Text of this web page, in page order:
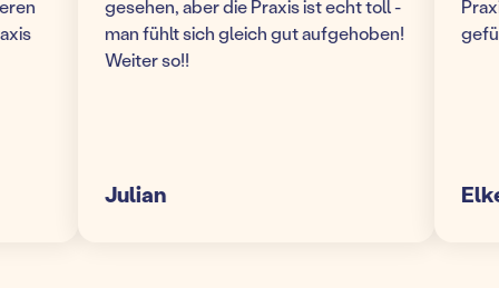
gesehen, aber die Praxis ist echt toll -
man fühlt sich gleich gut aufgehoben!
Weiter so!!
Julian Elke